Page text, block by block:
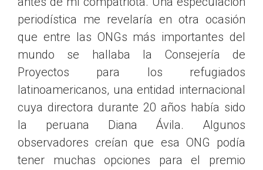
periodística me revelaría en otra ocasión
que entre las ONGs más importantes del
mundo se hallaba la Consejería de
Proyectos para los refugiados
latinoamericanos, una entidad internacional
cuya directora durante 20 años había sido
la peruana Diana Ávila. Algunos
observadores creían que esa ONG podía
tener muchas opciones para el premio